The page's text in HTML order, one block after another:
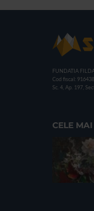
FUNDATIA
Cod fiscal:
Sc. 4, Ap. 197,
CELE